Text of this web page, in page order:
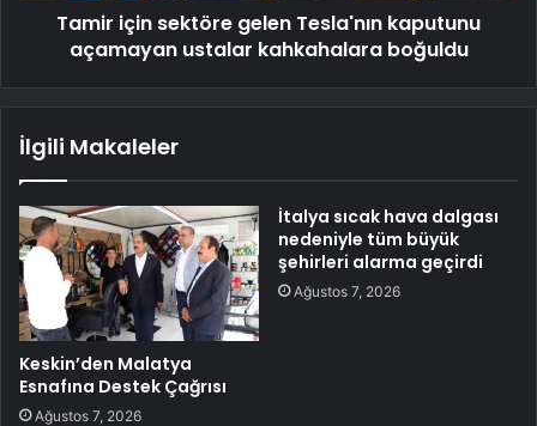
Tamir için sektöre gelen Tesla'nın kaputunu
açamayan ustalar kahkahalara boğuldu
İlgili Makaleler
Keskin’den Malatya
Esnafına Destek Çağrısı
Ağustos 7, 2026
İtalya sıcak hava dalgası
nedeniyle tüm büyük
şehirleri alarma geçirdi
Ağustos 7, 2026